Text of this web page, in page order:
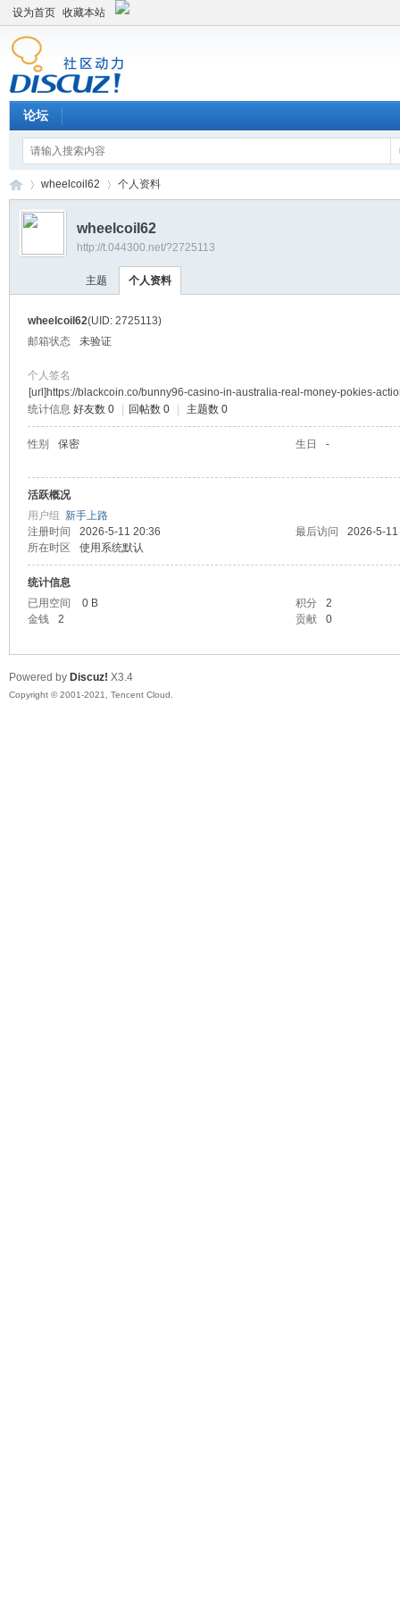
设为首页 收藏本站
论坛
›
wheelcoil62 个人资料
wheelcoil62
http://t.044300.net/?2725113
主题 个人资料
wheelcoil62(UID: 2725113)
邮箱状态
未验证
个人签名
[url]https://blackcoin.co/bunny96-casino-in-australia-real-money-pokies-
统计信息 好友数 0 回帖数 0 主题数 0
性别 保密 生日 -
活跃概况
用户组 新手上路
注册时间
2026-5-11 20:36 最后访问
2026-5-
所在时区
使用系统默认
统计信息
已用空间
0 B 积分
2
金钱
2 贡献 0
Powered by Discuz! X3.4
Copyright © 2001-2021, Tencent Cloud.